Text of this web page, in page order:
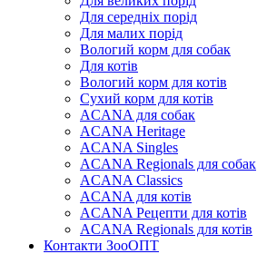
Для середніх порід
Для малих порід
Вологий корм для собак
Для котів
Вологий корм для котів
Сухий корм для котів
ACANA для собак
ACANA Heritage
ACANA Singles
ACANA Regionals для собак
ACANA Classics
ACANA для котів
ACANA Рецепти для котів
ACANA Regionals для котів
Контакти ЗооОПТ